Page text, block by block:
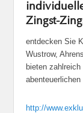
Zingst-
entdecken Sie
Wustrow,
bieten
http://